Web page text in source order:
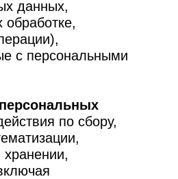
данных,
с персональными
по сбору,
хранении,